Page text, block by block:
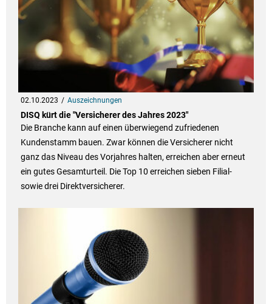
02.10.2023 Auszeichnungen
DISQ kürt die "Versicherer des Jahres 2023"
Die Branche kann auf einen überwiegend zufriedenen
Kundenstamm bauen. Zwar können die Versicherer nicht
ganz das Niveau des Vorjahres halten, erreichen aber erneut
ein gutes Gesamturteil. Die Top 10 erreichen sieben Filial-
sowie drei Direktversicherer.